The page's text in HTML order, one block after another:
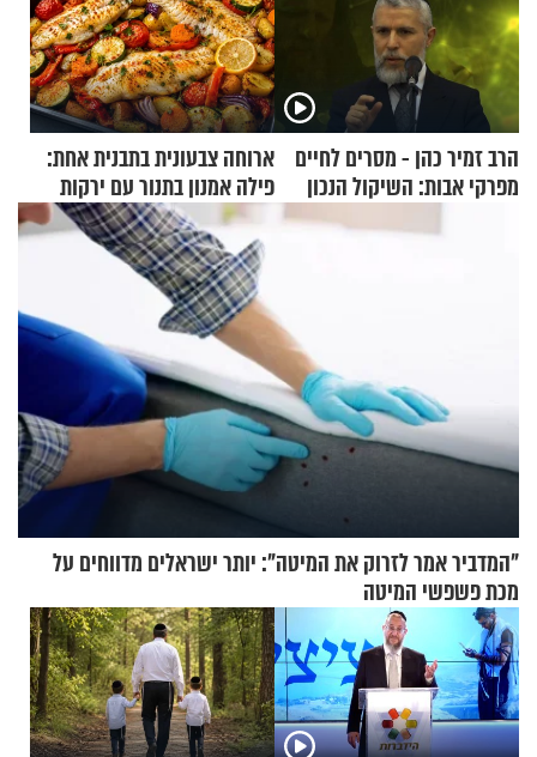
הרב זמיר כהן - מסרים לחיים
מפרקי אבות: השיקול הנכון
ארוחה צבעונית בתבנית אחת:
פילה אמנון בתנור עם ירקות
"המדביר אמר לזרוק את המיטה": יותר ישראלים מדווחים על
מכת פשפשי המיטה